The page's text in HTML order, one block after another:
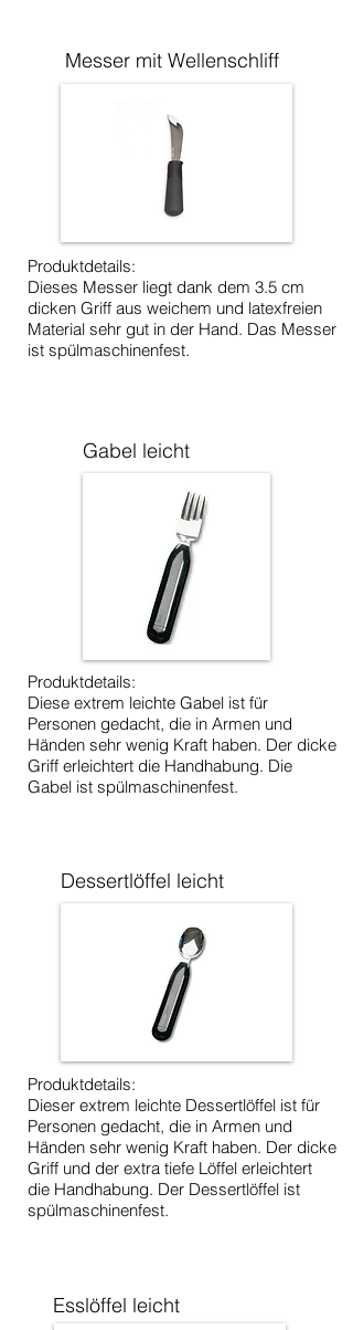
Messer mit Wellenschliff
Produktdetails:
Dieses Messer liegt dank dem 3.5 cm
dicken Griff aus weichem und latexfreien
Material sehr gut in der Hand. Das Messer
ist spülmaschinenfest.
Gabel leicht
Produktdetails:
Diese extrem leichte Gabel ist für
Personen gedacht, die in Armen und
Händen sehr wenig Kraft haben. Der dicke
Griff erleichtert die Handhabung. Die
Gabel ist spülmaschinenfest.
Dessertlöffel leicht
Produktdetails:
Dieser extrem leichte Dessertlöffel ist für
Personen gedacht, die in Armen und
Händen sehr wenig Kraft haben. Der dicke
Griff und der extra tiefe Löffel erleichtert
die Handhabung. Der Dessertlöffel ist
spülmaschinenfest.
Esslöffel leicht